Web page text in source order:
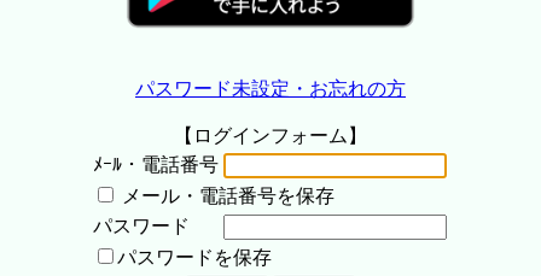
パスワード未設定・お忘れの方
【ログインフォーム】
ﾒｰﾙ・電話番号
メール・電話番号を保存
パスワード
パスワードを保存